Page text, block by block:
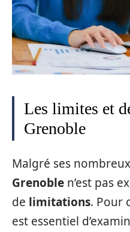
Les limites et
Grenoble
Malgré ses
Grenoble n’est pas
de limitations. Pour
est essentiel